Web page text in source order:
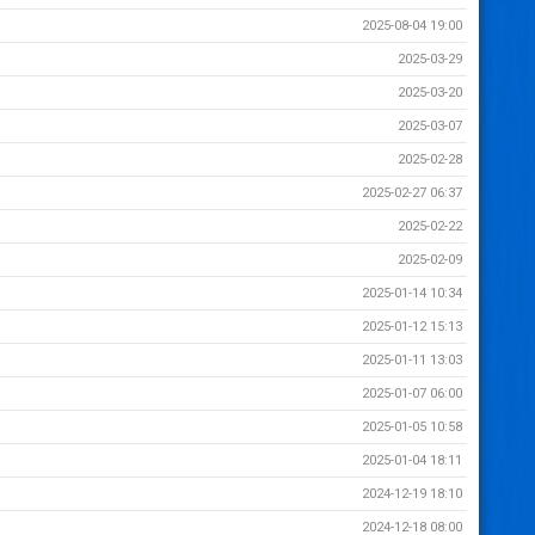
2025-08-04 19:00
2025-03-29
2025-03-20
2025-03-07
2025-02-28
2025-02-27 06:37
2025-02-22
2025-02-09
2025-01-14 10:34
2025-01-12 15:13
2025-01-11 13:03
2025-01-07 06:00
2025-01-05 10:58
2025-01-04 18:11
2024-12-19 18:10
2024-12-18 08:00